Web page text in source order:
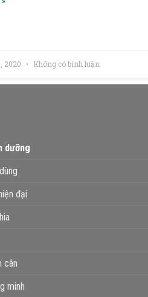
2020 Không có bình luận
dưỡng
đại
cân
minh